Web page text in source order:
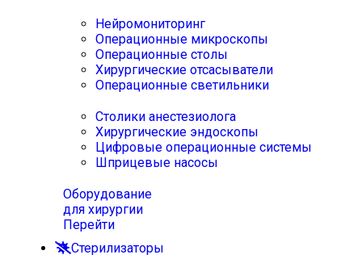
Нейромониторинг
Операционные микроскопы
Операционные столы
Хирургические отсасыватели
Операционные светильники
Столики анестезиолога
Хирургические эндоскопы
Цифровые операционные системы
Шприцевые насосы
Оборудование
для хирургии
Перейти
Стерилизаторы